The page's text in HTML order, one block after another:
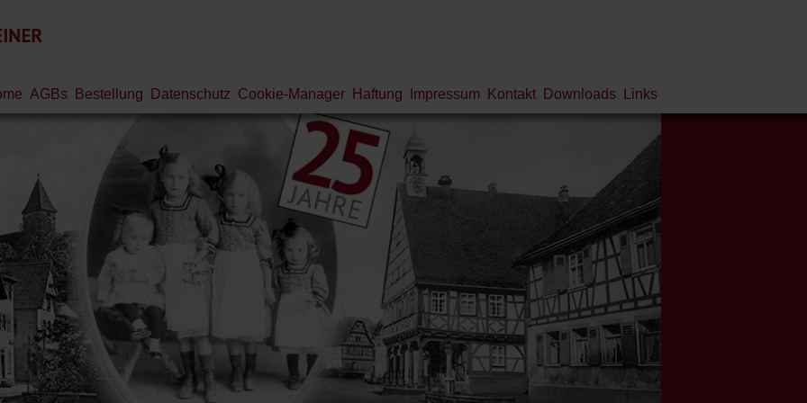
AGBs Bestellung Datenschutz Cookie-Manager Haftung Impressum Kontakt Downloads Links